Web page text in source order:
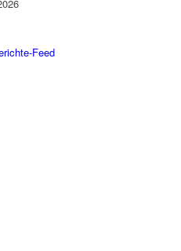
Feed